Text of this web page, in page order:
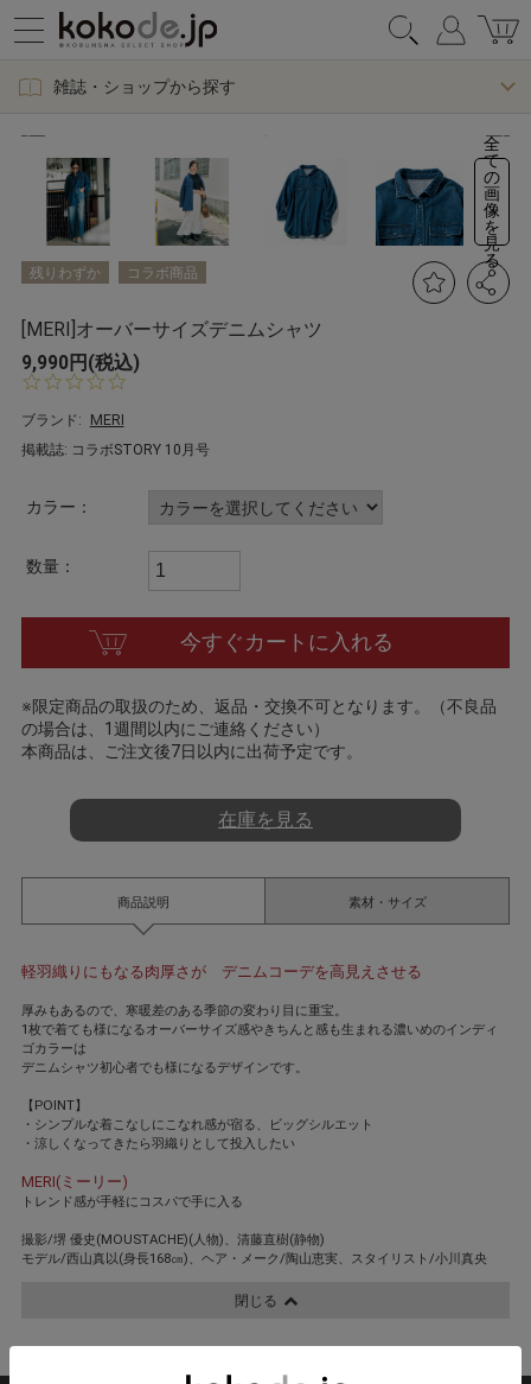
雑誌・ショップから探す
全
て
の
画
像
を
見
る
残りわずか コラボ商品
[MERI]オーバーサイズデニムシャツ
9,990円(税込)
0.
t
a
ブランド:
MERI
掲載誌: コラボSTORY 10月号
カラー：
数量：
今すぐカートに入れる
※限定商品の取扱のため、返品・交換不可となります。（不良品
の場合は、1週間以内にご連絡ください）
本商品は、ご注文後7日以内に出荷予定です。
在庫を見る
商品説明
軽羽織りにもなる肉厚さが デニムコーデを高見えさせる
厚みもあるので、寒暖差のある季節の変わり目に重宝。
1枚で着ても様になるオーバーサイズ感やきちんと感も生まれる濃いめのインディ
ゴカラーは
デニムシャツ初心者でも様になるデザインです。
【POINT】
・シンプルな着こなしにこなれ感が宿る、ビッグシルエット
・涼しくなってきたら羽織りとして投入したい
MERI(ミーリー)
トレンド感が手軽にコスパで手に入る
撮影/堺 優史(MOUSTACHE)(人物)、清藤直樹(静物)
モデル/西山真以(身長168㎝)、ヘア・メーク/陶山恵実、スタイリスト/小川真央
閉じる
素材・サイズ